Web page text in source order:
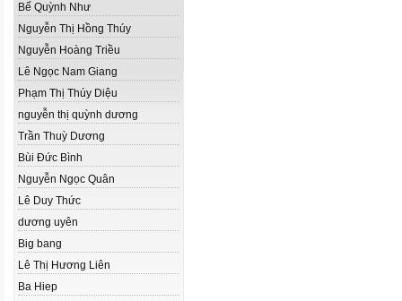
Bế Quỳnh Như
Nguyễn Thị Hồng Thúy
Nguyễn Hoàng Triều
Lê Ngọc Nam Giang
Phạm Thị Thúy Diệu
nguyễn thị quỳnh dương
Trần Thuỳ Dương
Bùi Đức Bình
Nguyễn Ngọc Quân
Lê Duy Thức
dương uyên
Big bang
Lê Thị Hương Liên
Ba Hiep